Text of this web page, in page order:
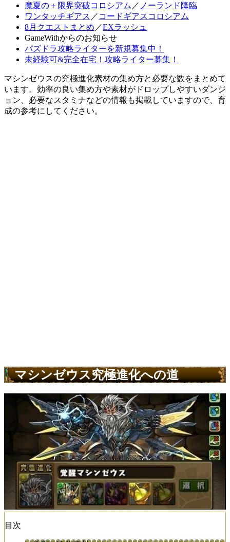
魔夏の＋限界突破コロシアム ／ ノーランド降臨
ワンタッチギアス ／ コードギアスコロシアム
8月クエストまとめ ／EXラッシュ
GameWithからのお知らせ
パズドラ攻略ライターを新規募集中！
未経験可&完全在宅！攻略ライター募集！
マシンゼウスの究極進化素材の集め方と必要な数をまとめて
います。効率の良い集め方や素材がドロップしやすいダンジ
ョン、必要なスタミナなどの情報も掲載していますので、育
成の参考にしてください。
マシンゼウス究極進化への道
目次